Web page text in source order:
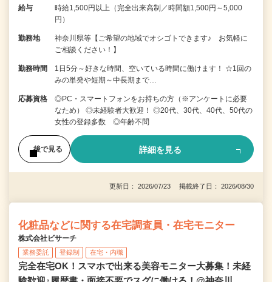
給与
時給1,500円以上（完全出来高制／時間額1,500円～5,000
円）
勤務地
神奈川県等【ご希望の地域でオシゴトできます♪ お気軽に
ご相談ください！】
勤務時間
1日5分～好きな時間、空いている時間に働けます！ ☆1回の
みの単発や短期～中長期まで…
応募資格
◎PC・スマートフォンをお持ちの方（※アンケートに必要
なため） ◎未経験者大歓迎！ ◎20代、30代、40代、50代の
女性の登録多数 ◎年齢不問
後で見る 詳細を見る
更新日： 2026/07/23 掲載終了日： 2026/08/30
化粧品などに関する在宅調査員・在宅モニター
株式会社ビサーチ
業務委託 登録制 在宅・内職
完全在宅OK！スマホで出来る美容モニター大募集！未経